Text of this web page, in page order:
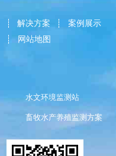
解决方案
案例展示
网站地图
水文环境监测站
畜牧水产养殖监测方案